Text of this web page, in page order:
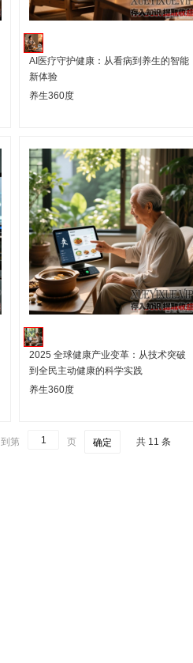
AI医疗守护健康：从看病到养生的智能
新体验
养生360度
2025 全球健康产业变革：从技术突破
到全民主动健康的科学实践
养生360度
到第 页 确定 共 11 条